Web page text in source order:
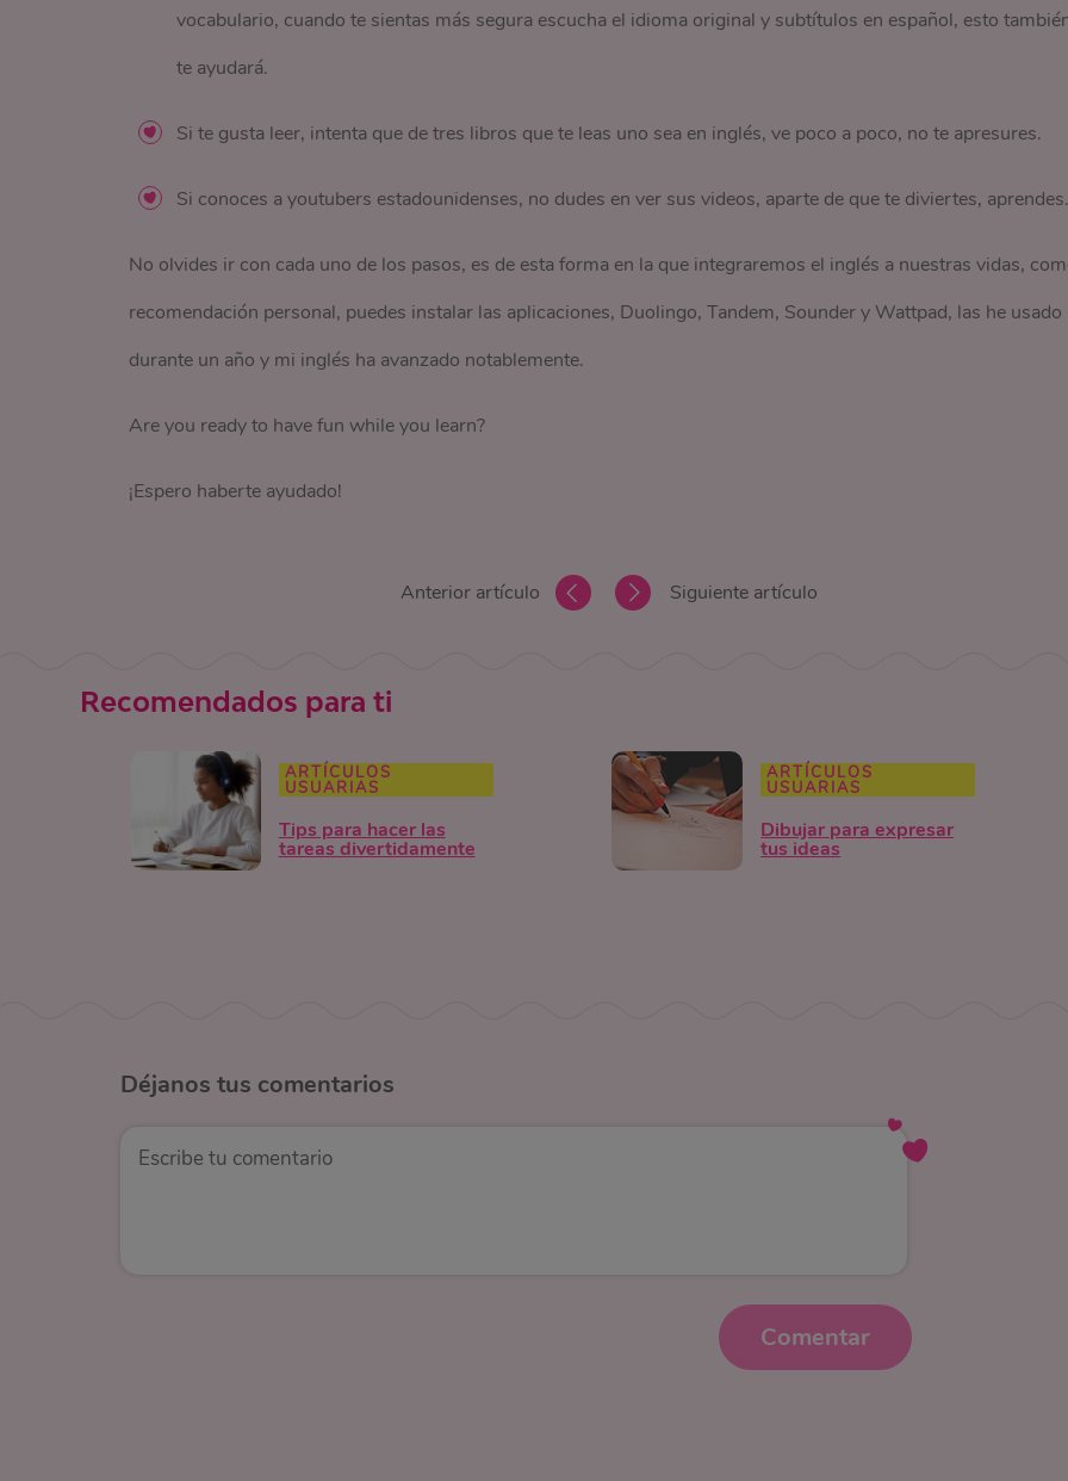
vocabulario, cuando te sientas más segura escucha el idioma original y subtítulos en español, esto
te ayudará.
Si te gusta leer, intenta que de tres libros que te leas uno sea en inglés, ve poco a poco, no te apresures.
Si conoces a youtubers estadounidenses, no dudes en ver sus videos, aparte de que te diviertes, aprendes.
No olvides ir con cada uno de los pasos, es de esta forma en la que integraremos el inglés a nuestras vidas,
recomendación personal, puedes instalar las aplicaciones, Duolingo, Tandem, Sounder y Wattpad, las he usado
durante un año y mi inglés ha avanzado notablemente.
Are you ready to have fun while you learn?
¡Espero haberte ayudado!
Anterior artículo Siguiente artículo
Recomendados para ti
ARTÍCULOS
USUARIAS
Tips para hacer las
tareas divertidamente
ARTÍCULOS
USUARIAS
Dibujar para expresar
tus ideas
Déjanos tus comentarios
Comentar